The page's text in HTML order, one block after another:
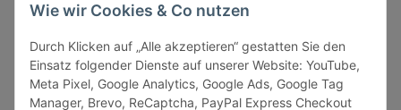
Wie wir Cookies & Co nutzen
Durch Klicken auf „Alle akzeptieren“ gestatten Sie den
Einsatz folgender Dienste auf unserer Website: YouTube,
Meta Pixel, Google Analytics, Google Ads, Google Tag
Manager, Brevo, ReCaptcha, PayPal Express Checkout
GESETZLICHE INFORMATIONEN